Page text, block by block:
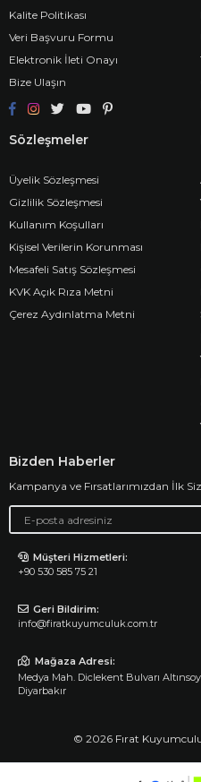
Kalite Politikası
Veri Başvuru Formu
Elektronik İleti Onayı
Bize Ulaşın
Sözleşmeler
Üyelik Sözleşmesi
Gizlilik Sözleşmesi
Kullanım Koşulları
Kişisel Verilerin Korunması
Mesafeli Satış Sözleşmesi
KVK Açık Rıza Metni
Çerez Aydınlatma Metni
Bizden Haberler
Kampanya ve Fırsatlarımızdan İlk
Müşteri Hizmetleri:
+90 530 585 75 21
Geri Bildirim:
info@firatkuyumculuk.com.tr
Mağaza Adresi:
Medya Mah. Diclekent Bulvarı
Diyarbakır
© 2026 Fırat